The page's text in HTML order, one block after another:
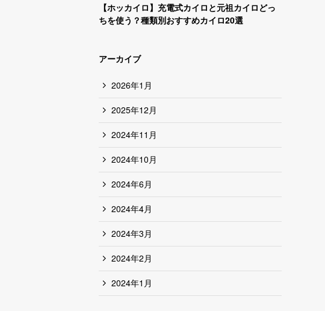
【ホッカイロ】充電式カイロと元祖カイロどっ
ちを使う？種類別おすすめカイロ20選
アーカイブ
2026年1月
2025年12月
2024年11月
2024年10月
2024年6月
2024年4月
2024年3月
2024年2月
2024年1月